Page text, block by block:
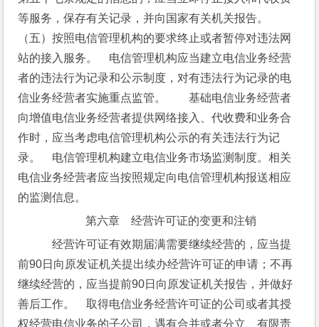
等服务，保存有关记录，并向国家有关机关报告。
（五）按照电信管理机构的要求终止或者暂停对违法网
站的接入服务。　电信管理机构应当建立电信业务经营
者的违法行为记录和公示制度，对有违法行为记录的电
信业务经营者实施重点监管。　　基础电信业务经营者
向增值电信业务经营者提供网络接入、代收费和业务合
作时，应当考虑电信管理机构公示的有关违法行为记
录。　电信管理机构建立电信业务市场监测制度。相关
电信业务经营者应当按照规定向电信管理机构报送相应
的监测信息。
第六章　经营许可证的变更和注销
经营许可证有效期届满需要继续经营的，应当提
前90日向原发证机关提出续办经营许可证的申请；不再
继续经营的，应当提前90日向原发证机关报告，并做好
善后工作。　取得电信业务经营许可证的公司或者其授
权经营电信业务的子公司，遇有合并或者分立、有限责